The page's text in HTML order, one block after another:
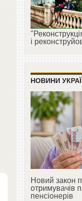
і
НОВИНИ
Новий закон
отримувачів
пенсіонерів